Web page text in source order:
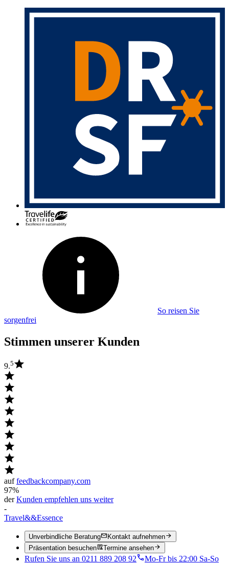
So reisen Sie
sorgenfrei
Stimmen unserer Kunden
9.5
auffeedbackcompany.com
97%
derKunden empfehlen uns weiter
-
Travel&&Essence
Unverbindliche Beratung
Kontakt aufnehmen
Präsentation besuchen
Termine ansehen
Rufen Sie uns an 0211 889 208 92
Mo-Fr bis 22:00 Sa-So